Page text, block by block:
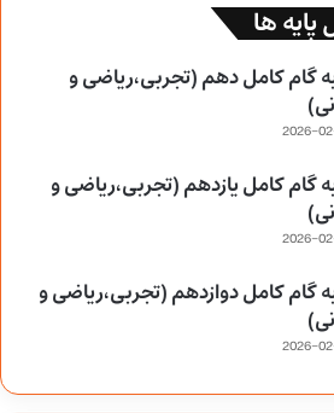
ها
گام کامل دهم (تجربی،ریاضی و
2026-
گام کامل یازدهم (تجربی،ریاضی و
2026-
گام کامل دوازدهم (تجربی،ریاضی و
2026-